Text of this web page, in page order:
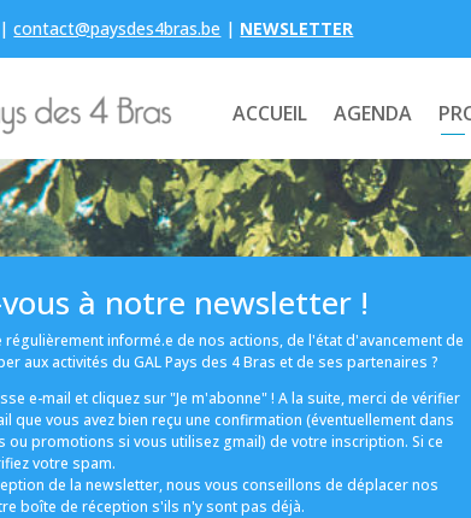
contact@paysdes4bras.be | NEWSLETTER
ACCUEIL AGENDA
à notre newsletter !
régulièrement informé.e de nos actions, de l'état d'avancement de
aux activités du GAL Pays des 4 Bras et de ses partenaires ?
e-mail et cliquez sur "Je m'abonne" ! A la suite, merci de vérifier
que vous avez bien reçu une confirmation (éventuellement dans
ou promotions si vous utilisez gmail) de votre inscription. Si ce
votre spam.
de la newsletter, nous vous conseillons de déplacer nos
boîte de réception s'ils n'y sont pas déjà.